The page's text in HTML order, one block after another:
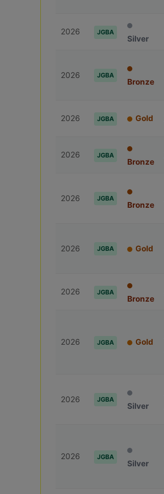
2026 JGBA
Silver
2026 JGBA
Bronze
2026 JGBA Gold
2026 JGBA
Bronze
2026 JGBA
Bronze
2026 JGBA Gold
2026 JGBA
Bronze
2026 JGBA Gold
2026 JGBA
Silver
2026 JGBA
Silver